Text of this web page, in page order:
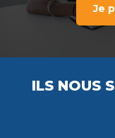
Je
ILS NOUS